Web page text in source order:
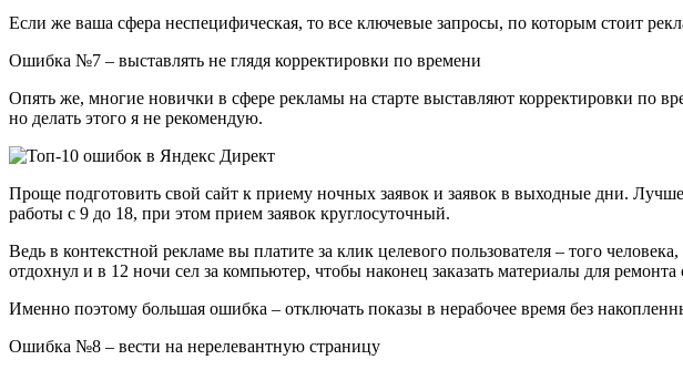
Если же ваша сфера неспецифическая, то все ключевые запросы, по которым стоит
Ошибка №7 – выставлять не глядя корректировки по времени
Опять же, многие новички в сфере рекламы на старте выставляют корректировки по
но делать этого я не рекомендую.
Проще подготовить свой сайт к приему ночных заявок и заявок в выходные дни.
работы с 9 до 18, при этом прием заявок круглосуточный.
Ведь в контекстной рекламе вы платите за клик целевого пользователя – того
отдохнул и в 12 ночи сел за компьютер, чтобы наконец заказать материалы для
Именно поэтому большая ошибка – отключать показы в нерабочее время без
Ошибка №8 – вести на нерелевантную страницу